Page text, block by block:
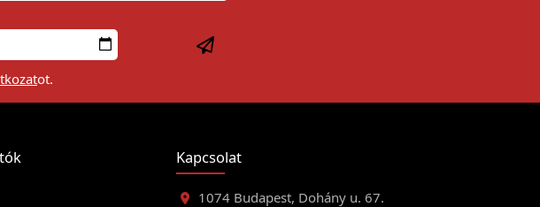
ot.
Kapcsolat
1074 Budapest, Dohány u. 67.